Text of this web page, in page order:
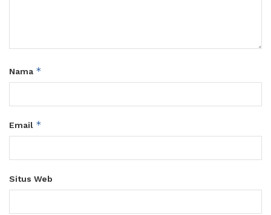
Nama *
Email *
Situs Web